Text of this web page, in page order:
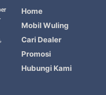
Home
Mobil Wuling
Cari Dealer
Promosi
Hubungi Kami